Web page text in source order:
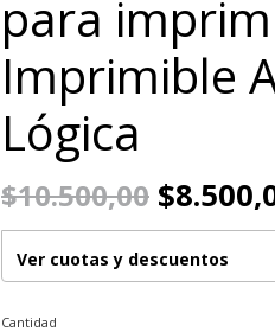
para
Imprimible
Lógica
$10.500,00
Ver cuotas y descuentos
Cantidad